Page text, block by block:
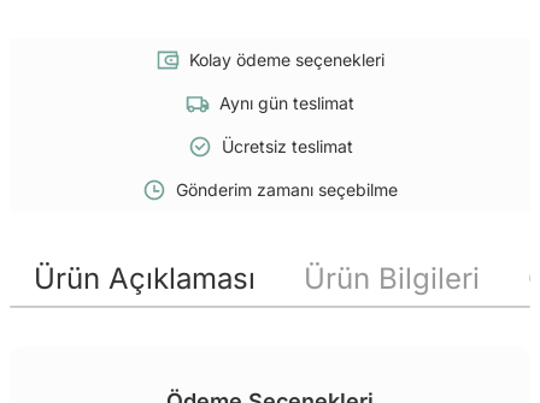
Kolay ödeme seçenekleri
Aynı gün teslimat
Ücretsiz teslimat
Gönderim zamanı seçebilme
Ürün Açıklaması Ürün Bilgileri